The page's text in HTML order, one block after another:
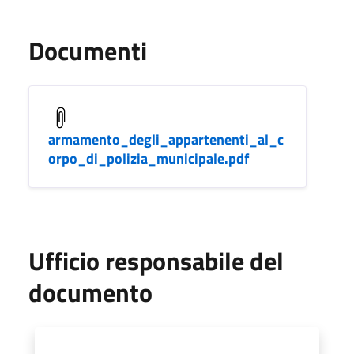
Documenti
armamento_degli_appartenenti_al_c
orpo_di_polizia_municipale.pdf
Ufficio responsabile del
documento